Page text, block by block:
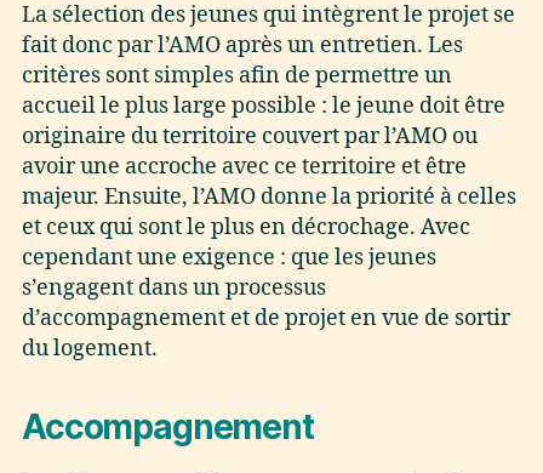
La sélection des jeunes qui intègrent le projet se
fait donc par l’AMO après un entretien. Les
critères sont simples afin de permettre un
accueil le plus large possible : le jeune doit être
originaire du territoire couvert par l’AMO ou
avoir une accroche avec ce territoire et être
majeur. Ensuite, l’AMO donne la priorité à celles
et ceux qui sont le plus en décrochage. Avec
cependant une exigence : que les jeunes
s’engagent dans un processus
d’accompagnement et de projet en vue de sortir
du logement.
Accompagnement